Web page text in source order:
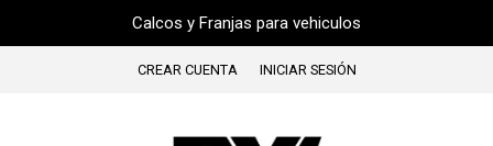
Calcos y Franjas para vehiculos
CREAR CUENTA INICIAR SESIÓN